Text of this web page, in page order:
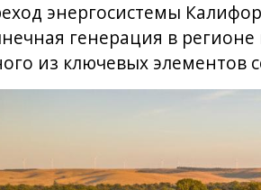
энергосистемы
генерация в
из ключевых элементов